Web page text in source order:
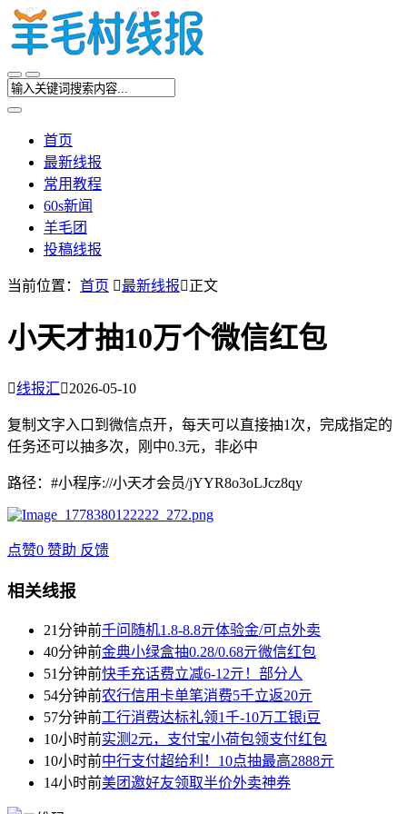
首页
最新线报
常用教程
60s新闻
羊毛团
投稿线报
当前位置： 首页 最新线报正文
小天才抽10万个微信红包
线报汇2026-05-10
复制文字入口到微信点开，每天可以直接抽1次，完成指定的
任务还可以抽多次，刚中0.3元，非必中
路径：#小程序://小天才会员/jYYR8o3oLJcz8qy
点赞0 赞助 反馈
相关线报
21分钟前千问随机1.8-8.8亓体验金/可点外卖
40分钟前金典小绿盒抽0.28/0.68亓微信红包
51分钟前快手充话费立减6-12亓！部分人
54分钟前农行信用卡单笔消费5千立返20亓
57分钟前工行消费达标礼领1千-10万工银i豆
10小时前实测2元，支付宝小荷包领支付红包
10小时前中行支付超给利！10点抽最高2888亓
14小时前美团邀好友领取半价外卖神券